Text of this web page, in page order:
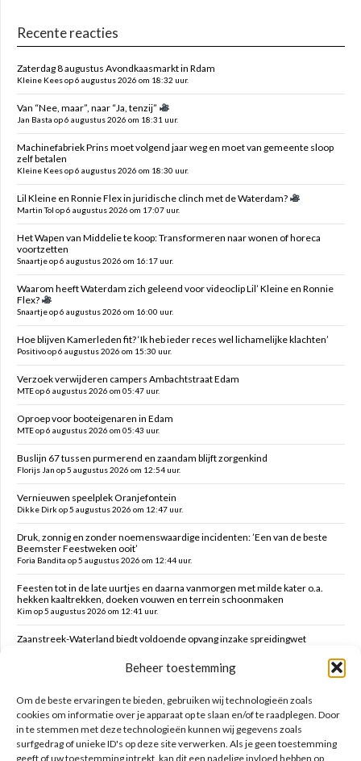
Beheer toestemming
Om de beste ervaringen te bieden, gebruiken wij technologieën zoals
cookies om informatie over je apparaat op te slaan en/of te raadplegen. Door
in te stemmen met deze technologieën kunnen wij gegevens zoals
surfgedrag of unieke ID's op deze site verwerken. Als je geen toestemming
geeft of uw toestemming intrekt, kan dit een nadelige invloed hebben op
Recente reacties
Zaterdag 8 augustus Avondkaasmarkt in Rdam
Kleine Kees op 6 augustus 2026 om 18:32 uur.
Van “Nee, maar”, naar “Ja, tenzij”
Jan Basta op 6 augustus 2026 om 18:31 uur.
Machinefabriek Prins moet volgend jaar weg en moet van gemeente sloop
zelf betalen
Kleine Kees op 6 augustus 2026 om 18:30 uur.
Lil Kleine en Ronnie Flex in juridische clinch met de Waterdam?
Martin Tol op 6 augustus 2026 om 17:07 uur.
Het Wapen van Middelie te koop: Transformeren naar wonen of horeca
voortzetten
Snaartje op 6 augustus 2026 om 16:17 uur.
Waarom heeft Waterdam zich geleend voor videoclip Lil’ Kleine en Ronnie
Flex?
Snaartje op 6 augustus 2026 om 16:00 uur.
Hoe blijven Kamerleden fit? ‘Ik heb ieder reces wel lichamelijke klachten’
Positivo op 6 augustus 2026 om 15:30 uur.
Verzoek verwijderen campers Ambachtstraat Edam
MTE op 6 augustus 2026 om 05:47 uur.
Oproep voor booteigenaren in Edam
MTE op 6 augustus 2026 om 05:43 uur.
Buslijn 67 tussen purmerend en zaandam blijft zorgenkind
Florijs Jan op 5 augustus 2026 om 12:54 uur.
Vernieuwen speelplek Oranjefontein
Dikke Dirk op 5 augustus 2026 om 12:47 uur.
Druk, zonnig en zonder noemenswaardige incidenten: ’Een van de beste
Beemster Feestweken ooit’
Foria Bandita op 5 augustus 2026 om 12:44 uur.
Feesten tot in de late uurtjes en daarna vanmorgen met milde kater o.a.
hekken kaaltrekken, doeken vouwen en terrein schoonmaken
Kim op 5 augustus 2026 om 12:41 uur.
Zaanstreek-Waterland biedt voldoende opvang inzake spreidingwet
Zoeken op deze site